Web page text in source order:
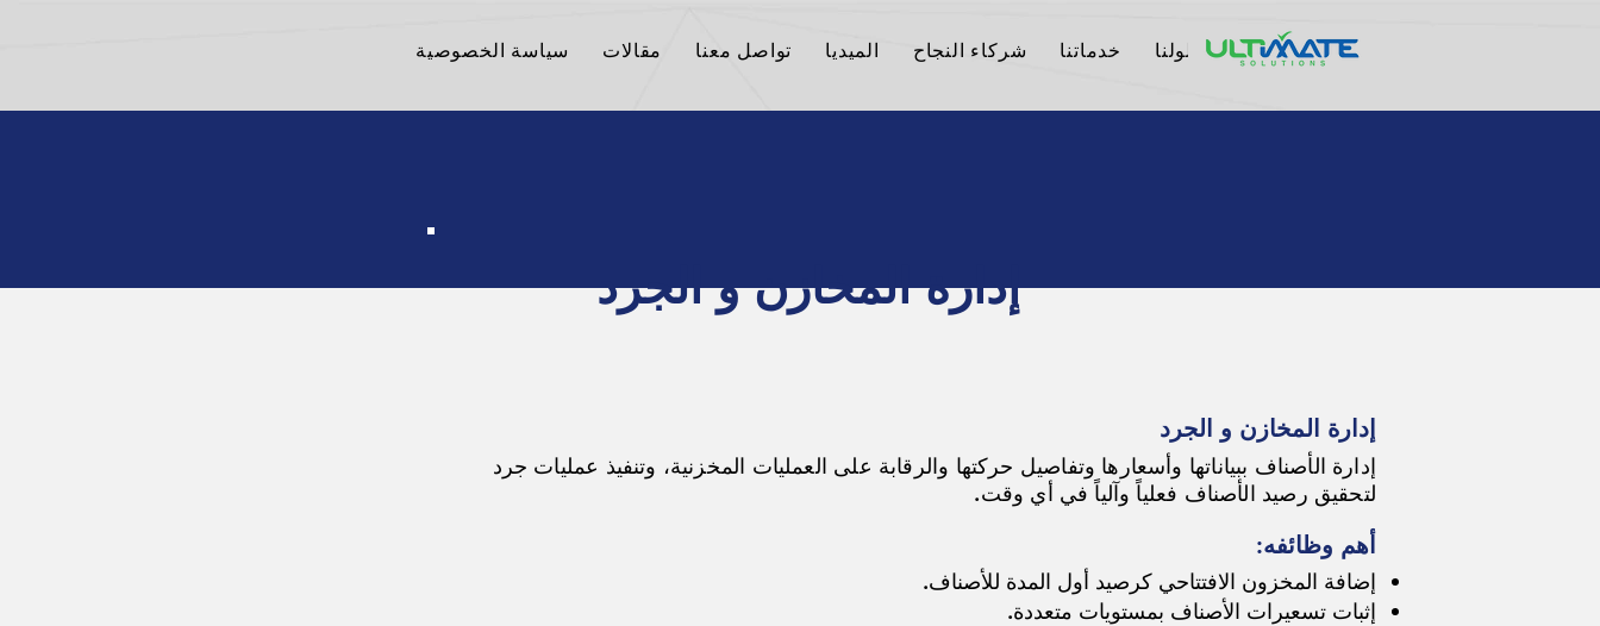
الرئيسية من نحن حلولنا خدماتنا شركاء النجاح الميديا تواصل معنا مقالات سياسة الخصوصية
إدارة المخازن و الجرد
إدارة المخازن و الجرد
إدارة الأصناف ببياناتها وأسعارها وتفاصيل حركتها والرقابة على العمليات المخزنية، وتنفيذ عمليات جرد
لتحقيق رصيد الأصناف فعلياً وآلياً في أي وقت.
أهم وظائفه:
إضافة المخزون الافتتاحي كرصيد أول المدة للأصناف.
إثبات تسعيرات الأصناف بمستويات متعددة.